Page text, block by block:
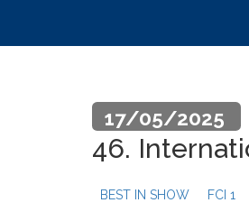
17/05/2025
46.
BEST IN SHOW FCI 1